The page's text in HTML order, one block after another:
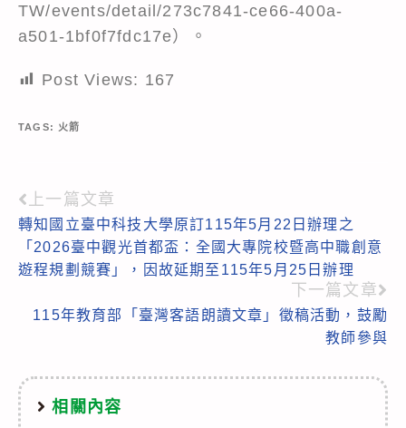
TW/events/detail/273c7841-ce66-400a-
a501-1bf0f7fdc17e）。
Post Views: 167
TAGS: 火箭
Read
more
articles
上一篇文章
轉知國立臺中科技大學原訂115年5月22日辦理之
「2026臺中觀光首都盃：全國大專院校暨高中職創意
遊程規劃競賽」，因故延期至115年5月25日辦理
下一篇文章
115年教育部「臺灣客語朗讀文章」徵稿活動，鼓勵
教師參與
相關內容